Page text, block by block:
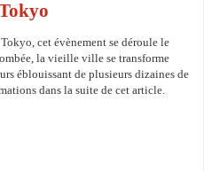
cet évènement se déroule le
la vieille ville se transforme
éblouissant de plusieurs dizaines de
dans la suite de cet article.